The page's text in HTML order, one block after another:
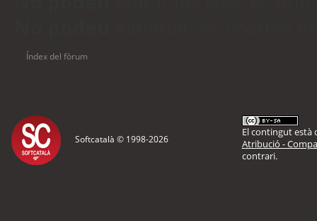
Índex del fòrum
Softcatalà © 1998-2026
El contingut està
Atribució -
contrari.